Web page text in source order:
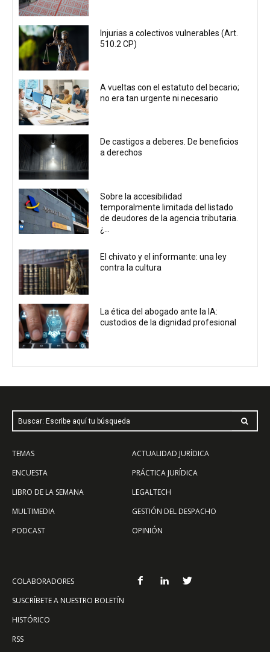
Injurias a colectivos vulnerables (Art.
510.2 CP)
A vueltas con el estatuto del becario;
no era tan urgente ni necesario
De castigos a deberes. De beneficios
a derechos
Sobre la accesibilidad
temporalmente limitada del listado
de deudores de la agencia tributaria.
¿...
El chivato y el informante: una ley
contra la cultura
La ética del abogado ante la IA:
custodios de la dignidad profesional
Buscar: Escribe aquí tu búsqueda
TEMAS
ENCUESTA
LIBRO DE LA SEMANA
MULTIMEDIA
PODCAST
ACTUALIDAD JURÍDICA
PRÁCTICA JURÍDICA
LEGALTECH
GESTIÓN DEL DESPACHO
OPINIÓN
COLABORADORES
SUSCRÍBETE A NUESTRO BOLETÍN
HISTÓRICO
RSS